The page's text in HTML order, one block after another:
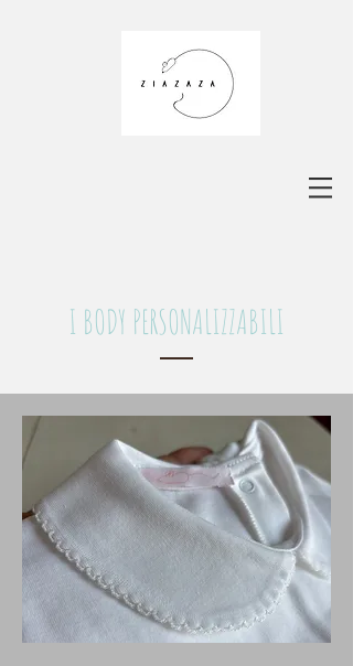
I BODY PERSONALIZZABILI